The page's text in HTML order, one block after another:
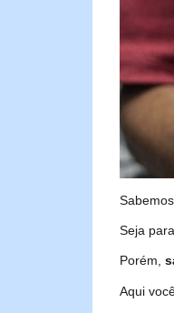
Seja
Porém,
Aqui